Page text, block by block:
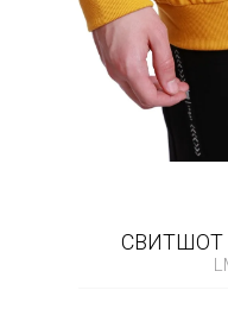
СВИТШОТ